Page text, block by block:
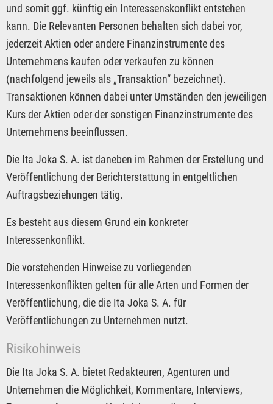
und somit ggf. künftig ein Interessenskonflikt entstehen
kann. Die Relevanten Personen behalten sich dabei vor,
jederzeit Aktien oder andere Finanzinstrumente des
Unternehmens kaufen oder verkaufen zu können
(nachfolgend jeweils als „Transaktion“ bezeichnet).
Transaktionen können dabei unter Umständen den jeweiligen
Kurs der Aktien oder der sonstigen Finanzinstrumente des
Unternehmens beeinflussen.
Die Ita Joka S. A. ist daneben im Rahmen der Erstellung und
Veröffentlichung der Berichterstattung in entgeltlichen
Auftragsbeziehungen tätig.
Es besteht aus diesem Grund ein konkreter
Interessenkonflikt.
Die vorstehenden Hinweise zu vorliegenden
Interessenkonflikten gelten für alle Arten und Formen der
Veröffentlichung, die die Ita Joka S. A. für
Veröffentlichungen zu Unternehmen nutzt.
Risikohinweis
Die Ita Joka S. A. bietet Redakteuren, Agenturen und
Unternehmen die Möglichkeit, Kommentare, Interviews,